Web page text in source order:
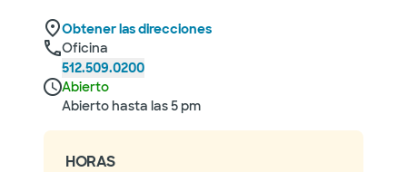
Obtener las direcciones
Oficina
512.509.0200
Abierto
Abierto hasta las 5 pm
HORAS